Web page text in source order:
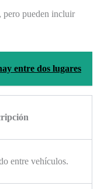
pero pueden incluir
entre dos lugares
entre vehículos.